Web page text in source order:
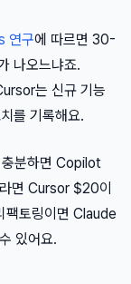
연구에 따르면 30-
나오느냐죠.
는 신규 기능
를 기록해요.
분하면 Copilot
면 Cursor $20이
팩토링이면 Claude
있어요.